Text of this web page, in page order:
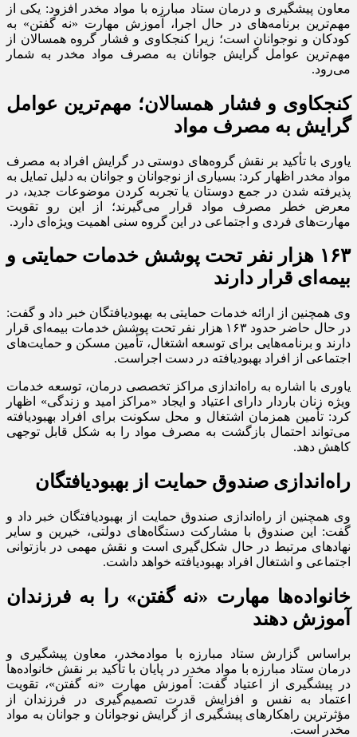
معاون پیشگیری و درمان ستاد مبارزه با مواد مخدر افزود: یکی از
مهم‌ترین برنامه‌های در حال اجرا، آموزش مهارت «نه گفتن» به
کودکان و نوجوانان است؛ زیرا کنجکاوی و فشار گروه همسالان از
مهم‌ترین عوامل گرایش جوانان به مصرف مواد مخدر به شمار
می‌رود.
کنجکاوی و فشار همسالان؛ مهم‌ترین عوامل
گرایش به مصرف مواد
یاوری با تأکید بر نقش گروه‌های دوستی در گرایش افراد به مصرف
مواد مخدر اظهار کرد: بسیاری از نوجوانان و جوانان به دلیل تمایل به
پذیرفته شدن در جمع دوستان یا تجربه کردن موضوعات جدید، در
معرض خطر مصرف مواد قرار می‌گیرند؛ از این رو تقویت
مهارت‌های فردی و اجتماعی در این گروه سنی اهمیت ویژه‌ای دارد.
۱۶۳ هزار نفر تحت پوشش خدمات حمایتی و
بیمه‌ای قرار دارند
وی همچنین از ارائه خدمات حمایتی به بهبودیافتگان خبر داد و گفت:
در حال حاضر حدود ۱۶۳ هزار نفر تحت پوشش خدمات بیمه‌ای قرار
دارند و برنامه‌هایی برای توسعه اشتغال، تأمین مسکن و حمایت‌های
اجتماعی از افراد بهبودیافته در دست اجراست.
یاوری با اشاره به راه‌اندازی مراکز تخصصی درمان، توسعه خدمات
ویژه زنان باردار دارای اعتیاد و ایجاد «مراکز امید و زندگی» اظهار
کرد: تأمین همزمان اشتغال و محل سکونت برای افراد بهبودیافته
می‌تواند احتمال بازگشت به مصرف مواد را به شکل قابل توجهی
کاهش دهد.
راه‌اندازی صندوق حمایت از بهبودیافتگان
وی همچنین از راه‌اندازی صندوق حمایت از بهبودیافتگان خبر داد و
گفت: این صندوق با مشارکت دستگاه‌های دولتی، خیرین و سایر
نهاد‌های مرتبط در حال شکل‌گیری است و نقش مهمی در بازتوانی
اجتماعی و اشتغال افراد بهبودیافته خواهد داشت.
خانواده‌ها مهارت «نه گفتن» را به فرزندان
آموزش دهند
براساس گزارش ستاد مبارزه با موادمخدر، معاون پیشگیری و
درمان ستاد مبارزه با مواد مخدر در پایان با تأکید بر نقش خانواده‌ها
در پیشگیری از اعتیاد گفت: آموزش مهارت «نه گفتن»، تقویت
اعتماد به نفس و افزایش قدرت تصمیم‌گیری در فرزندان از
مؤثرترین راهکار‌های پیشگیری از گرایش نوجوانان و جوانان به مواد
مخدر است.